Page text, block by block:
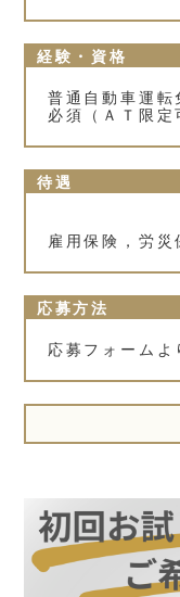
経験・資格
普通自動車運転
必須（ＡＴ限定
待遇
雇用保険，労
応募方法
応募フォームよ